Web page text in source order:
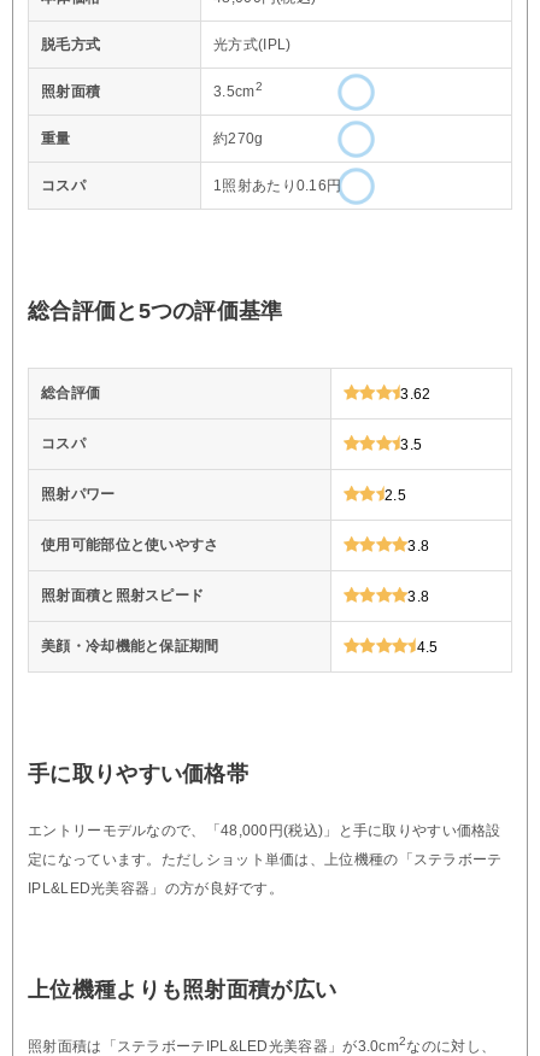
脱毛方式 光方式(IPL)
照射面積 3.5cm2
重量 約270g
コスパ 1照射あたり0.16円
総合評価と5つの評価基準
総合評価 3.62
コスパ 3.5
照射パワー 2.5
使用可能部位と使いやすさ 3.8
照射面積と照射スピード 3.8
美顔・冷却機能と保証期間 4.5
手に取りやすい価格帯
エントリーモデルなので、「48,000円(税込)」と手に取りやすい価格設
定になっています。ただしショット単価は、上位機種の「ステラボーテ
IPL&LED光美容器」の方が良好です。
上位機種よりも照射面積が広い
照射面積は「ステラボーテIPL&LED光美容器」が3.0cm2なのに対し、